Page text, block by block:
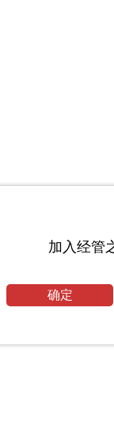
加入经管
确定